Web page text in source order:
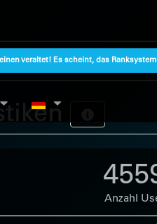
veraltet! Es scheint, das
Anzahl